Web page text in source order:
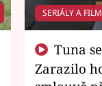
SERIÁLY A
Zarazilo